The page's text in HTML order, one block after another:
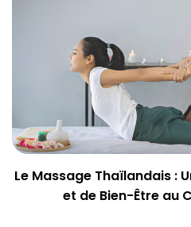
Le Massage Thaïlandais :
et de Bien-Être au